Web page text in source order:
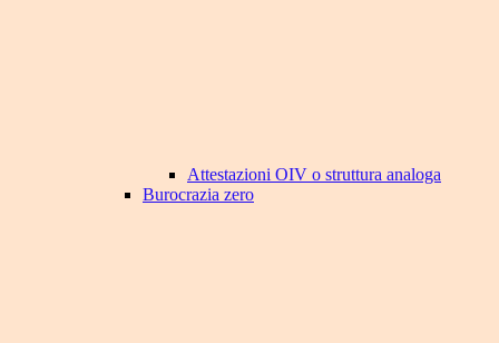
Attestazioni OIV o struttura analoga
Burocrazia zero